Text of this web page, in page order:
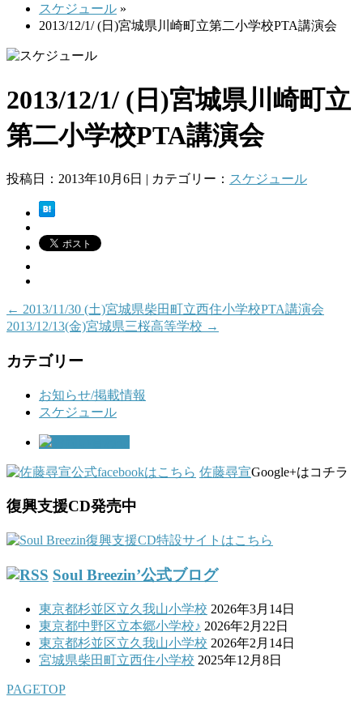
スケジュール »
2013/12/1/ (日)宮城県川崎町立第二小学校PTA講演会
2013/12/1/ (日)宮城県川崎町立
第二小学校PTA講演会
投稿日：2013年10月6日 | カテゴリー： スケジュール
← 2013/11/30 (土)宮城県柴田町立西住小学校PTA講演会
2013/12/13(金)宮城県三桜高等学校 →
カテゴリー
お知らせ/掲載情報
スケジュール
佐藤尋宣Google+はコチラ
復興支援CD発売中
Soul Breezin’公式ブログ
東京都杉並区立久我山小学校 2026年3月14日
東京都中野区立本郷小学校♪ 2026年2月22日
東京都杉並区立久我山小学校 2026年2月14日
宮城県柴田町立西住小学校 2025年12月8日
PAGETOP